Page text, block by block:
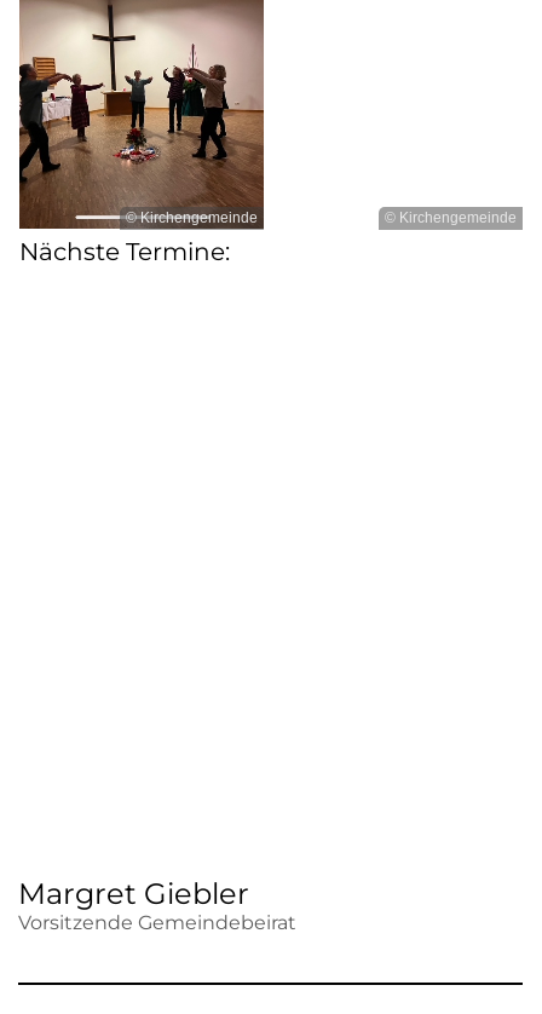
© Kirchengemeinde © Kirchengemeinde
Nächste Termine:
Margret Giebler
Vorsitzende Gemeindebeirat